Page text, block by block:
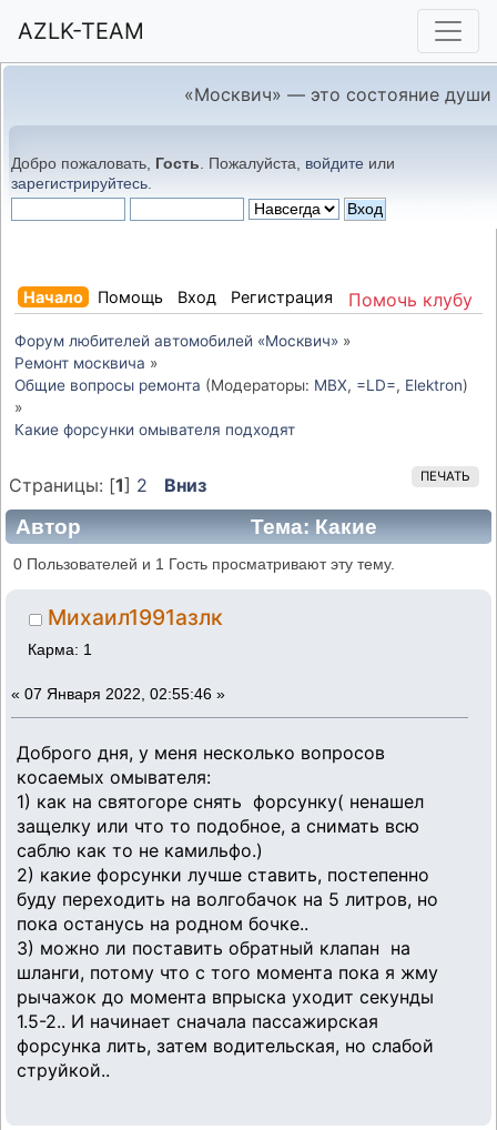
AZLK-TEAM
«Москвич» — это состояние души
Добро пожаловать, Гость . Пожалуйста, войдите или
зарегистрируйтесь
Помочь клубу
Начало Помощь Вход Регистрация
Форум любителей автомобилей «Москвич» »
Ремонт москвича »
Общие вопросы ремонта (Модераторы: MBX, =LD=, Elektron)
»
Какие форсунки омывателя подходят
ПЕЧАТЬ
Страницы: [1] 2 Вниз
Автор
Тема: Какие
форсунки омывателя подходят
(Прочитано 5580 раз)
0 Пользователей и 1 Гость просматривают эту тему.
Михаил1991азлк
Карма: 1
« 07 Января 2022, 02:55:46 »
Доброго дня, у меня несколько вопросов
косаемых омывателя:
1) как на святогоре снять форсунку( ненашел
защелку или что то подобное, а снимать всю
саблю как то не камильфо.)
2) какие форсунки лучше ставить, постепенно
буду переходить на волгобачок на 5 литров, но
пока останусь на родном бочке..
3) можно ли поставить обратный клапан на
шланги, потому что с того момента пока я жму
рычажок до момента впрыска уходит секунды
1.5-2.. И начинает сначала пассажирская
форсунка лить, затем водительская, но слабой
струйкой..